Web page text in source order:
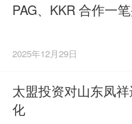
PAG、KKR 合作一
2025年12月29日
太盟投资对山东凤
化